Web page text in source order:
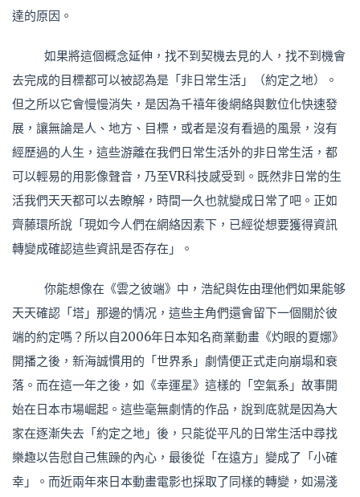
達的原因。
如果將這個概念延伸，找不到契機去見的人，找不到機會
去完成的目標都可以被認為是「非日常生活」（約定之地）。
但之所以它會慢慢消失，是因為千禧年後網絡與數位化快速發
展，讓無論是人、地方、目標，或者是沒有看過的風景，沒有
經歷過的人生，這些游離在我們日常生活外的非日常生活，都
可以輕易的用影像聲音，乃至VR科技感受到。既然非日常的生
活我們天天都可以去瞭解，時間一久也就變成日常了吧。正如
齊藤環所說「現如今人們在網絡因素下，已經從想要獲得資訊
轉變成確認這些資訊是否存在」。
你能想像在《雲之彼端》中，浩紀與佐由理他們如果能够
天天確認「塔」那邊的情况，這些主角們還會留下一個關於彼
端的約定嗎？所以自2006年日本知名商業動畫《灼眼的夏娜》
開播之後，新海誠慣用的「世界系」劇情便正式走向崩塌和衰
落。而在這一年之後，如《幸運星》這樣的「空氣系」故事開
始在日本市場崛起。這些毫無劇情的作品，說到底就是因為大
家在逐漸失去「約定之地」後，只能從平凡的日常生活中尋找
樂趣以告慰自己焦躁的內心，最後從「在遠方」變成了「小確
幸」。而近兩年來日本動畫電影也採取了同樣的轉變，如湯淺